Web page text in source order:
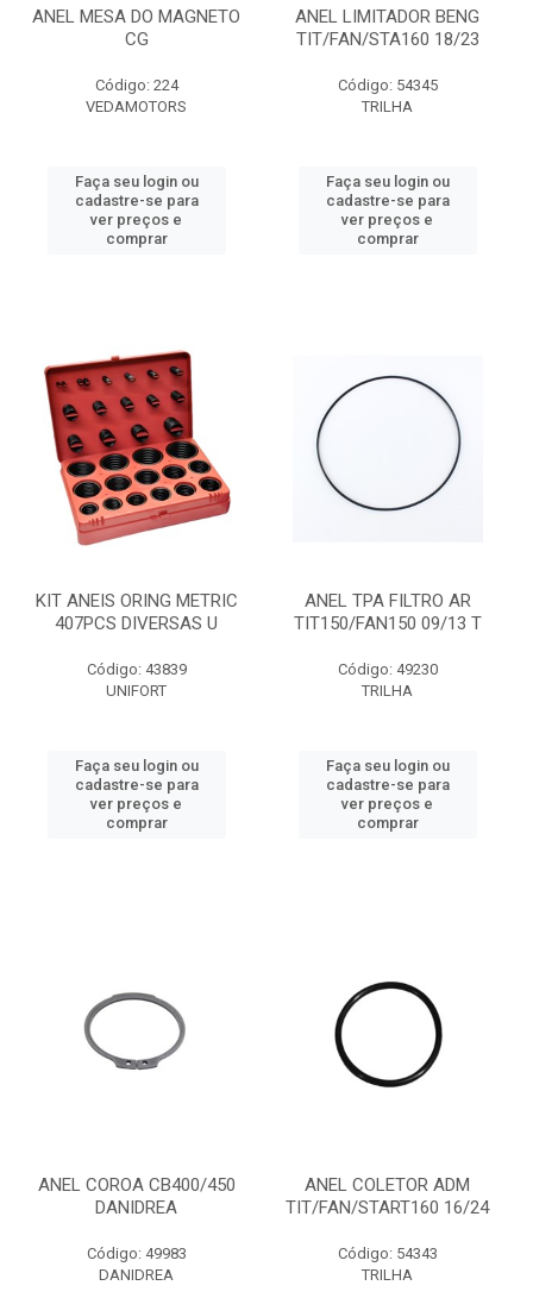
ANEL MESA DO MAGNETO
CG
Código: 224
VEDAMOTORS
Faça seu login ou
cadastre-se para
ver preços e
comprar
ANEL LIMITADOR BENG
TIT/FAN/STA160 18/23
Código: 54345
TRILHA
Faça seu login ou
cadastre-se para
ver preços e
comprar
KIT ANEIS ORING METRIC
407PCS DIVERSAS U
Código: 43839
UNIFORT
Faça seu login ou
cadastre-se para
ver preços e
comprar
ANEL TPA FILTRO AR
TIT150/FAN150 09/13 T
Código: 49230
TRILHA
Faça seu login ou
cadastre-se para
ver preços e
comprar
ANEL COROA CB400/450
DANIDREA
Código: 49983
DANIDREA
ANEL COLETOR ADM
TIT/FAN/START160 16/24
Código: 54343
TRILHA